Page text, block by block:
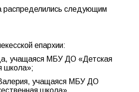
распределились следующим
епархии:
учащаяся МБУ ДО «Детская
школа»;
учащаяся МБУ ДО
школа».